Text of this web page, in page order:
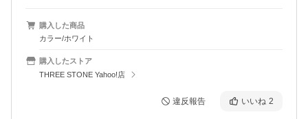
購入した商品
カラー/ホワイト
購入したストア
THREE STONE Yahoo!店
違反報告 いいね 2